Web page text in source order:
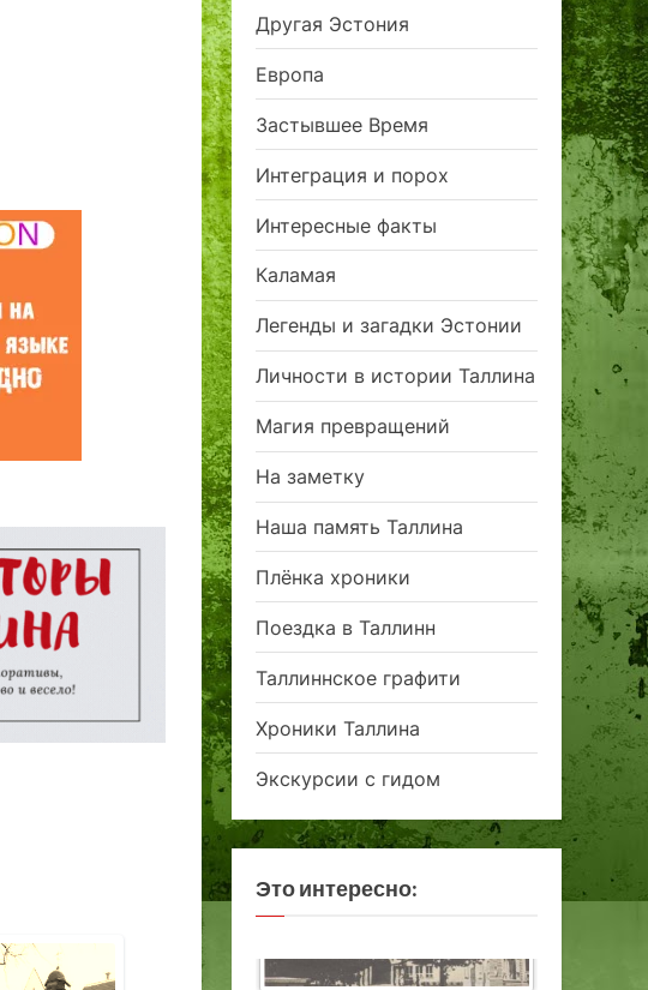
Другая Эстония
Европа
Застывшее Время
Интеграция и порох
Интересные факты
Каламая
Легенды и загадки Эстонии
Личности в истории Таллина
Магия превращений
На заметку
Наша память Таллина
Плёнка хроники
Поездка в Таллинн
Таллиннское графити
Хроники Таллина
Экскурсии с гидом
Это интересно: